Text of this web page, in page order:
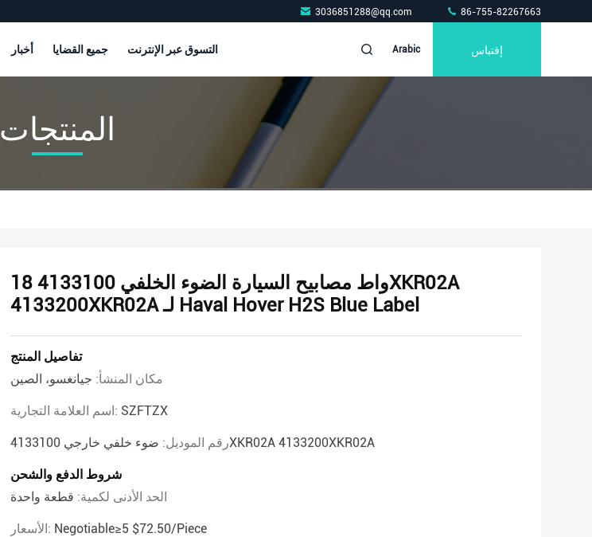
3036851288@qq.com 86-755-82267663
أخبار جميع القضايا التسوق عبر الإنترنت Arabic إقتباس
المنتجات
18 واط مصابيح السيارة الضوء الخلفي 4133100XKR02A
4133200XKR02A لـ Haval Hover H2S Blue Label
تفاصيل المنتج
مكان المنشأ: جيانغسو، الصين
اسم العلامة التجارية: SZFTZX
رقم الموديل:ضوء خلفي خارجي 4133100XKR02A 4133200XKR02A
شروط الدفع والشحن
الحد الأدنى لكمية: قطعة واحدة
الأسعار: Negotiable≥5 $72.50/piece